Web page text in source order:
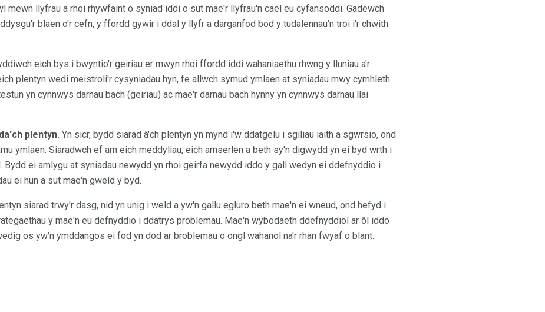
mewn llyfrau a rhoi rhywfaint o syniad iddi o sut mae'r llyfrau'n cael eu cyfansoddi. Gadewch
blaen o'r cefn, y ffordd gywir i ddal y llyfr a darganfod bod y tudalennau'n troi i'r chwith
eich bys i bwyntio'r geiriau er mwyn rhoi ffordd iddi wahaniaethu rhwng y lluniau a'r
plentyn wedi meistroli'r cysyniadau hyn, fe allwch symud ymlaen at syniadau mwy cymhleth
yn cynnwys darnau bach (geiriau) ac mae'r darnau bach hynny yn cynnwys darnau llai
plentyn. Yn sicr, bydd siarad â'ch plentyn yn mynd i'w ddatgelu i sgiliau iaith a sgwrsio, ond
ymlaen. Siaradwch ef am eich meddyliau, eich amserlen a beth sy'n digwydd yn ei byd wrth i
Bydd ei amlygu at syniadau newydd yn rhoi geirfa newydd iddo y gall wedyn ei ddefnyddio i
ei hun a sut mae'n gweld y byd.
siarad trwy'r dasg, nid yn unig i weld a yw'n gallu egluro beth mae'n ei wneud, ond hefyd i
y mae'n eu defnyddio i ddatrys problemau. Mae'n wybodaeth ddefnyddiol ar ôl iddo
os yw'n ymddangos ei fod yn dod ar broblemau o ongl wahanol na'r rhan fwyaf o blant.